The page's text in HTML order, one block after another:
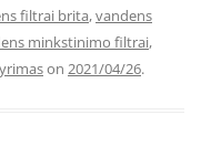
filtrai brita,vandens
minkstinimo filtrai,
on 2021/04/26.